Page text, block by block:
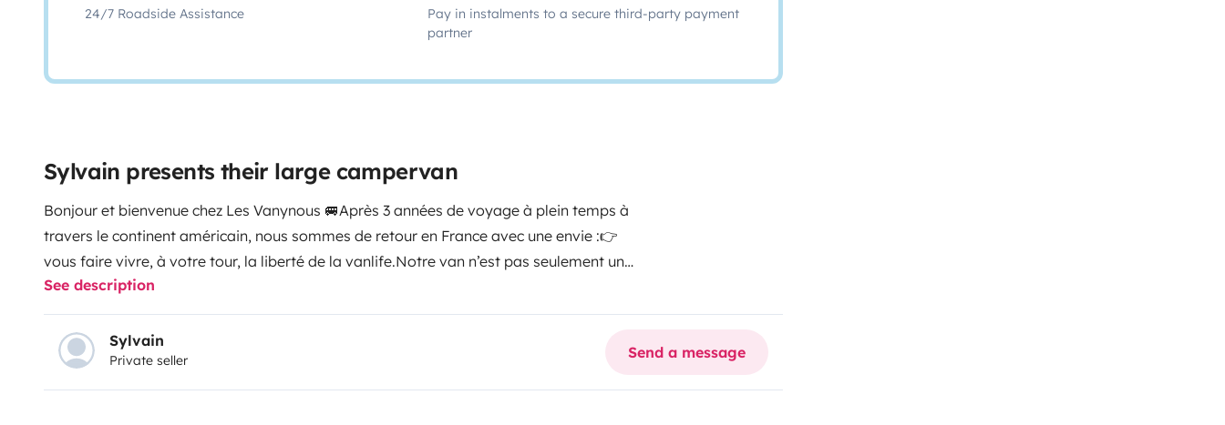
24/7 Roadside Assistance
Pay in instalments to a secure third-party payment
partner
Sylvain presents their large campervan
Bonjour et bienvenue chez Les Vanynous 🚐Après 3 années de voyage à plein temps à
travers le continent américain, nous sommes de retour en France avec une envie :👉
vous faire vivre, à votre tour, la liberté de la vanlife.Notre van n’est pas seulement un
véhicule… C’est un petit cocon sur roues, prêt à vous emmener en week-end ou en road
trip inoubliable.✨ 🚐 Le vanFiat Ducato 2019, facile à conduire et à prendre en main
(explications complètes au départ).
grise.Boîte 6 vitesses.
lits transversaux superposés (4 couchages réels).Nombreux rangements.Grande
See description
Sylvain
Private seller Send a message